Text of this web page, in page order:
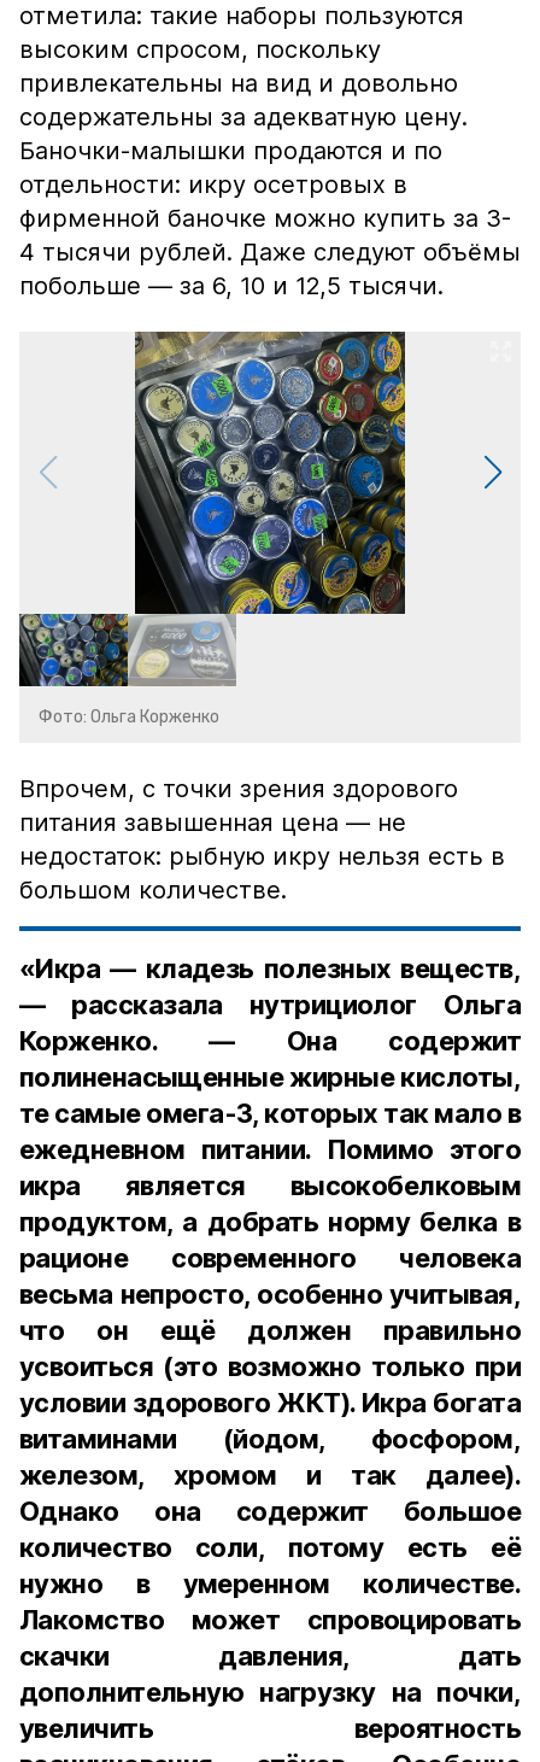
отметила: такие наборы пользуются
высоким спросом, поскольку
привлекательны на вид и довольно
содержательны за адекватную цену.
Баночки-малышки продаются и по
отдельности: икру осетровых в
фирменной баночке можно купить за 3-
4 тысячи рублей. Даже следуют объёмы
побольше — за 6, 10 и 12,5 тысячи.
Фото: Ольга Корженко
Впрочем, с точки зрения здорового
питания завышенная цена — не
недостаток: рыбную икру нельзя есть в
большом количестве.
«Икра — кладезь полезных веществ,
— рассказала нутрициолог Ольга
Корженко. — Она содержит
полиненасыщенные жирные кислоты,
те самые омега-3, которых так мало в
ежедневном питании. Помимо этого
икра является высокобелковым
продуктом, а добрать норму белка в
рационе современного человека
весьма непросто, особенно учитывая,
что он ещё должен правильно
усвоиться (это возможно только при
условии здорового ЖКТ). Икра богата
витаминами (йодом, фосфором,
железом, хромом и так далее).
Однако она содержит большое
количество соли, потому есть её
нужно в умеренном количестве.
Лакомство может спровоцировать
скачки давления, дать
дополнительную нагрузку на почки,
увеличить вероятность